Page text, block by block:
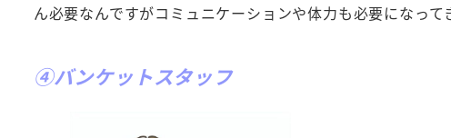
ん必要なんですがコミュニケーションや体力も必要になって
④バンケットスタッフ